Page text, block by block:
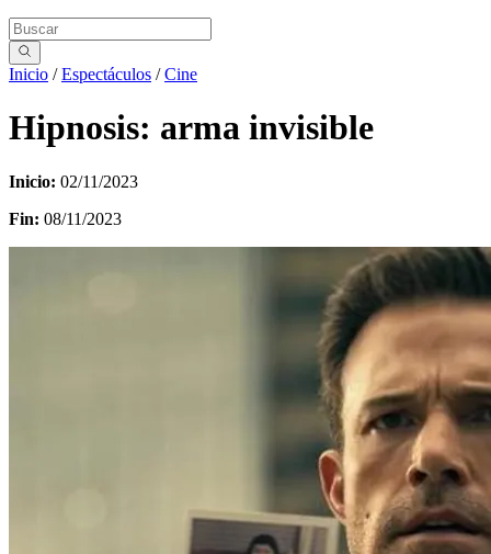
Inicio /Espectáculos /Cine
Hipnosis: arma invisible
Inicio: 02/11/2023
Fin: 08/11/2023